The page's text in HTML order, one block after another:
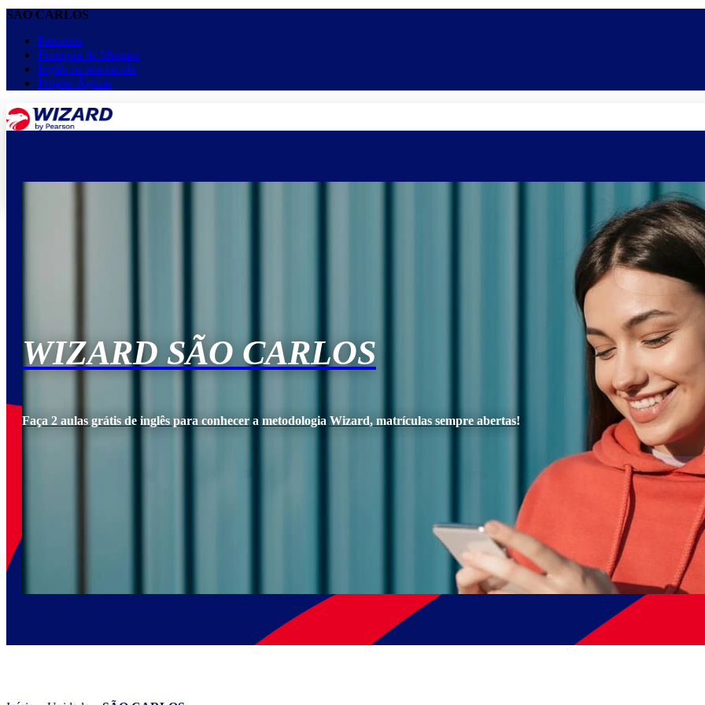
SÃO CARLOS
Parcerias
Franquia de Idiomas
Inglês na sua escola
Projeto Águias
Equipe
WIZARD SÃO CARLOS
Faça 2 aulas grátis de inglês para conhecer a metodologia Wizard, matrículas sempre abertas!